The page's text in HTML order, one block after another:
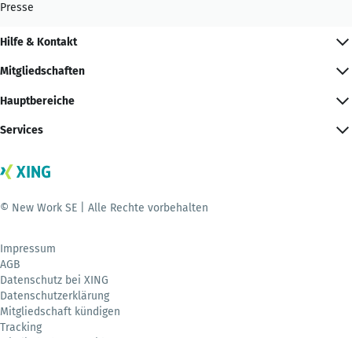
Presse
Hilfe & Kontakt
Mitgliedschaften
Hauptbereiche
Services
© New Work SE | Alle Rechte vorbehalten
Impressum
AGB
Datenschutz bei XING
Datenschutzerklärung
Mitgliedschaft kündigen
Tracking